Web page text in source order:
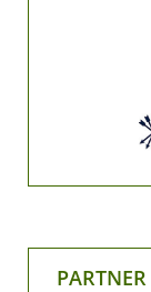
PARTNER